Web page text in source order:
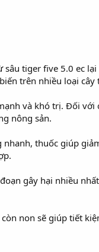
tiger five 5.0 ec
trên nhiều loại cây
và khó trị. Đối với
nông sản.
thuốc giúp
gây hại nhiều
non sẽ giúp tiết